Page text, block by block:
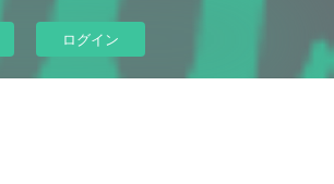
ログイン